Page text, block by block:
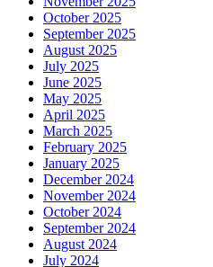
October 2025
September 2025
August 2025
July 2025
June 2025
May 2025
April 2025
March 2025
February 2025
January 2025
December 2024
November 2024
October 2024
September 2024
August 2024
July 2024